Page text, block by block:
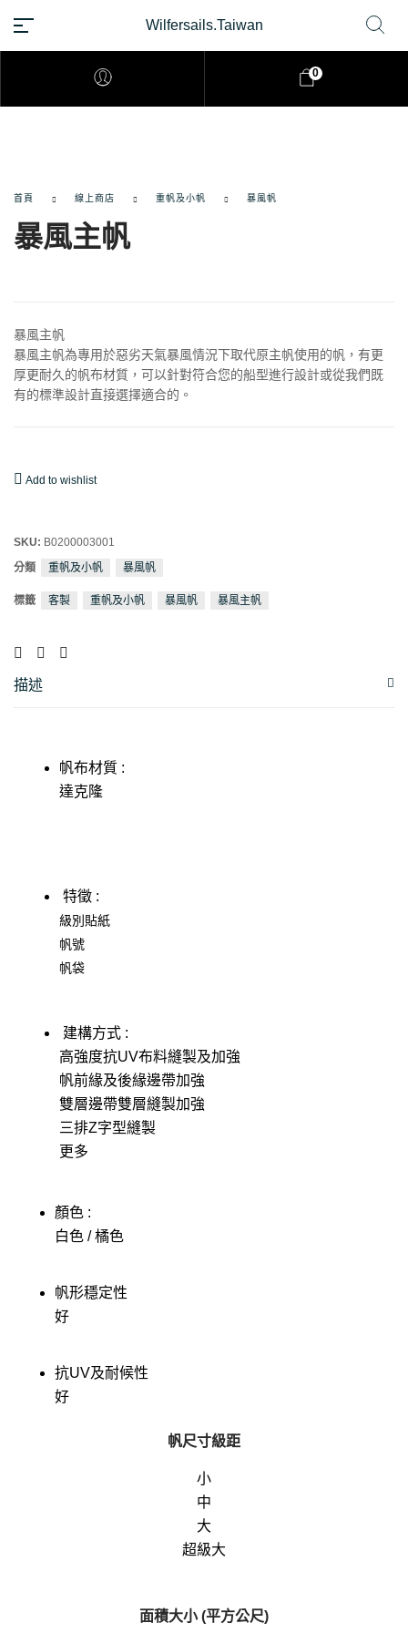
Wilfersails.Taiwan
0
首頁 線上商店 重帆及小帆 暴風帆
暴風主帆
暴風主帆
暴風主帆為專用於惡劣天氣暴風情況下取代原主帆使用的帆，有更
厚更耐久的帆布材質，可以針對符合您的船型進行設計或從我們既
有的標準設計直接選擇適合的。
Add to wishlist
SKU: B0200003001
分類
重帆及小帆 暴風帆
標籤 客製 重帆及小帆 暴風帆 暴風主帆
描述
帆布材質 :
達克隆
特徵 :
級別貼紙
帆號
帆袋
建構方式 :
高強度抗UV布料縫製及加強
帆前緣及後緣邊帶加強
雙層邊帶雙層縫製加強
三排Z字型縫製
更多
顏色 :
白色 / 橘色
帆形穩定性
好
抗UV及耐候性
好
帆尺寸級距
小
中
大
超級大
面積大小 (平方公尺)